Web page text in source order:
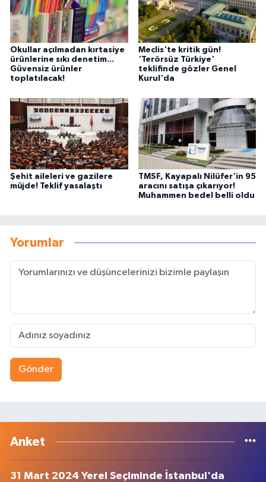
Okullar açılmadan kırtasiye
ürünlerine sıkı denetim...
Güvensiz ürünler
toplatılacak!
Meclis'te kritik gün!
'Terörsüz Türkiye'
teklifinde gözler Genel
Kurul'da
Şehit aileleri ve gazilere
müjde! Teklif yasalaştı
TMSF, Kayapalı Nilüfer'in 95
aracını satışa çıkarıyor!
Muhammen bedel belli oldu
Yorumlar
Gönder
Anket
31 Mart 2024 Yerel Seçiminde İstanbul'da